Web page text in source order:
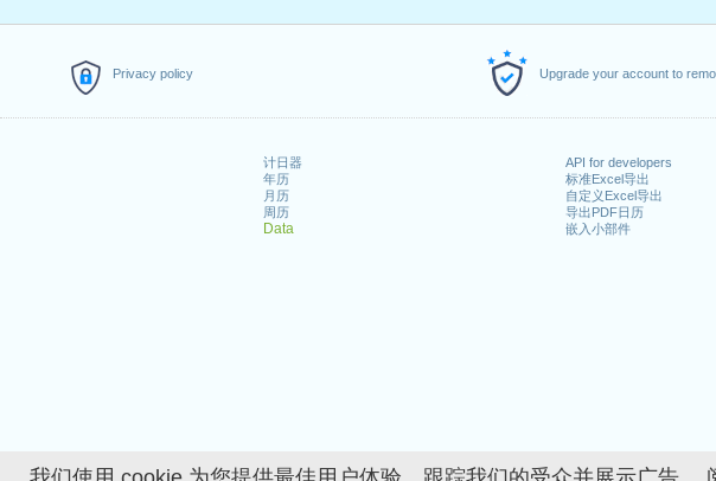
Privacy policy Upgrade your account to
计日器
年历
月历
周历
Data
API for developers
标准Excel导出
自定义Excel导出
导出PDF日历
嵌入小部件